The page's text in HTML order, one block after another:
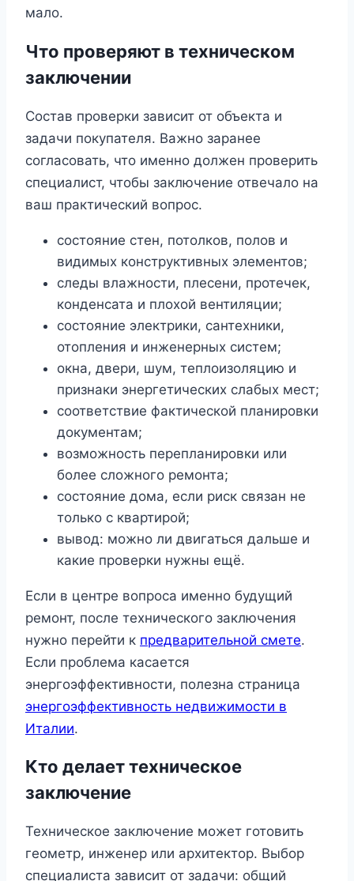
мало.
Что проверяют в техническом
заключении
Состав проверки зависит от объекта и
задачи покупателя. Важно заранее
согласовать, что именно должен проверить
специалист, чтобы заключение отвечало на
ваш практический вопрос.
состояние стен, потолков, полов и
видимых конструктивных элементов;
следы влажности, плесени, протечек,
конденсата и плохой вентиляции;
состояние электрики, сантехники,
отопления и инженерных систем;
окна, двери, шум, теплоизоляцию и
признаки энергетических слабых мест;
соответствие фактической планировки
документам;
возможность перепланировки или
более сложного ремонта;
состояние дома, если риск связан не
только с квартирой;
вывод: можно ли двигаться дальше и
какие проверки нужны ещё.
Если в центре вопроса именно будущий
ремонт, после технического заключения
нужно перейти к предварительной смете.
Если проблема касается
энергоэффективности, полезна страница
энергоэффективность недвижимости в
Италии.
Кто делает техническое
заключение
Техническое заключение может готовить
геометр, инженер или архитектор. Выбор
специалиста зависит от задачи: общий